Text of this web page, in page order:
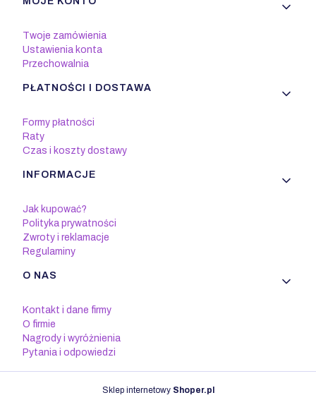
Linki w stopce
Twoje zamówienia
Ustawienia konta
Przechowalnia
PŁATNOŚCI I DOSTAWA
Formy płatności
Raty
Czas i koszty dostawy
INFORMACJE
Jak kupować?
Polityka prywatności
Zwroty i reklamacje
Regulaminy
O NAS
Kontakt i dane firmy
O firmie
Nagrody i wyróżnienia
Pytania i odpowiedzi
Sklep internetowy Shoper.pl